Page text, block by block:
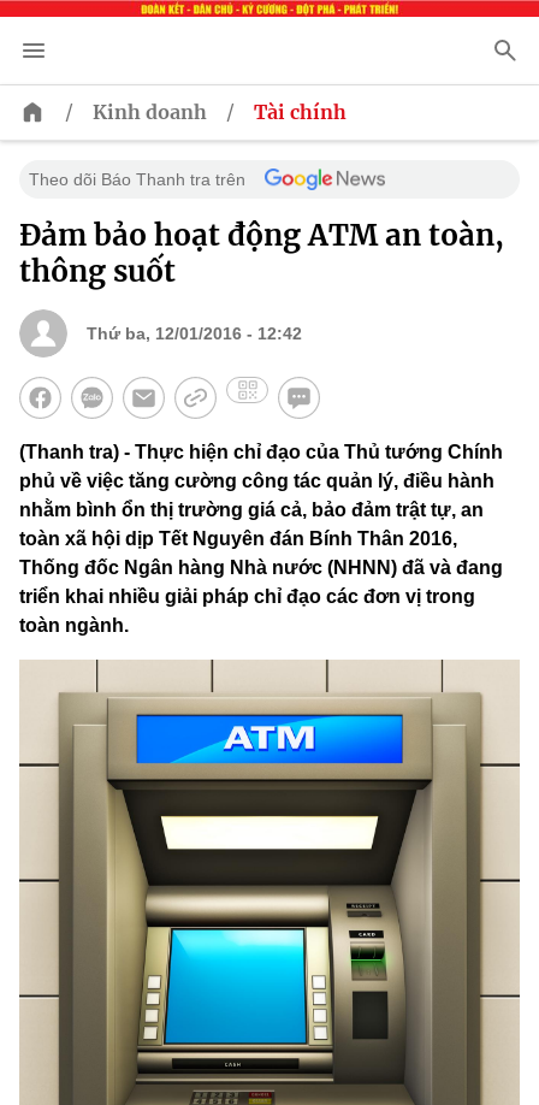
/ Kinh doanh / Tài chính
Theo dõi Báo Thanh tra trên
Đảm bảo hoạt động ATM an toàn,
thông suốt
Thứ ba, 12/01/2016 - 12:42
(Thanh tra) - Thực hiện chỉ đạo của Thủ tướng Chính
phủ về việc tăng cường công tác quản lý, điều hành
nhằm bình ổn thị trường giá cả, bảo đảm trật tự, an
toàn xã hội dịp Tết Nguyên đán Bính Thân 2016,
Thống đốc Ngân hàng Nhà nước (NHNN) đã và đang
triển khai nhiều giải pháp chỉ đạo các đơn vị trong
toàn ngành.